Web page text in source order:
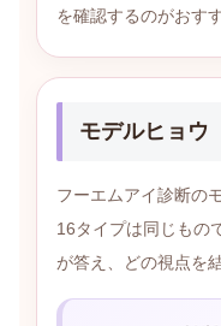
を確認するのがおす
モデルヒョウ
フーエムアイ診断の
16タイプは同じもの
が答え、どの視点を